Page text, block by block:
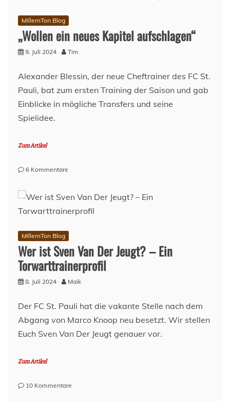
MillernTon Blog
„Wollen ein neues Kapitel aufschlagen“
9. Juli 2024 Tim
Alexander Blessin, der neue Cheftrainer des FC St.
Pauli, bat zum ersten Training der Saison und gab
Einblicke in mögliche Transfers und seine
Spielidee.
Zum Artikel
6 Kommentare
neues
Kapitel
MillernTon Blog
Wer ist Sven Van Der Jeugt? – Ein
Torwarttrainerprofil
8. Juli 2024 Maik
Der FC St. Pauli hat die vakante Stelle nach dem
Abgang von Marco Knoop neu besetzt. Wir stellen
Euch Sven Van Der Jeugt genauer vor.
Zum Artikel
10 Kommentare